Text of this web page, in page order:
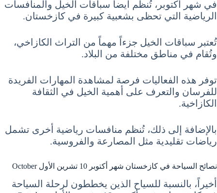
في شهر أكتوبر، تُنظم أيضاً سباقات الخيل والمنافسات
الرياضية التي تحظى بشعبية كبيرة في كازخستان.
تُعتبر سباقات الخيل جزءاً مهماً من التراث الكازاخي،
وتُقام في مناطق مختلفة من البلاد.
توفر هذه الفعاليات فرصة لمشاهدة المهارات الفريدة
للفرسان والتعرف على أهمية الخيل في الثقافة
الكازاخية.
بالإضافة إلى ذلك، تُنظم منافسات رياضية أخرى تشمل
رياضات تقليدية مثل المصارعة والفروسية.
نصائح السياحة في كازخستان شهر أكتوبر 10 تشرين الأول October
أخيراً، بالنسبة للسياح الذين يخططون لرحلة السياحة